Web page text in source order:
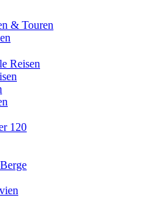
& Touren
Reisen
120